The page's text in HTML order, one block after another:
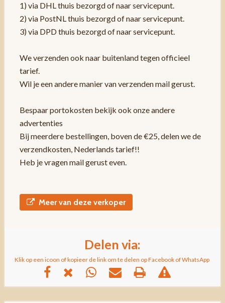
1) via DHL thuis bezorgd of naar servicepunt.
2) via PostNL thuis bezorgd of naar servicepunt.
3) via DPD thuis bezorgd of naar servicepunt.
We verzenden ook naar buitenland tegen officieel
tarief.
Wil je een andere manier van verzenden mail gerust.
Bespaar portokosten bekijk ook onze andere
advertenties
Bij meerdere bestellingen, boven de €25, delen we de
verzendkosten, Nederlands tarief!!
Heb je vragen mail gerust even.
Meer van deze verkoper
Delen via:
Klik op een icoon of kopieer de link om te delen op Facebook of WhatsApp